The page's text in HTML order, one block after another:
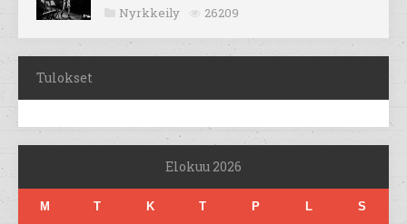
Nyrkkeily 26209
Tulokset
Elokuu 2026
M T K T P L S